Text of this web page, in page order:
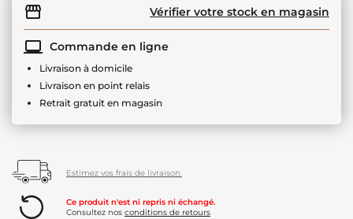
Vérifier votre stock en magasin
Commande en ligne
Livraison à domicile
Livraison en point relais
Retrait gratuit en magasin
Estimez vos frais de livraison.
Ce produit n'est ni repris ni échangé.
Consultez nos conditions de retours